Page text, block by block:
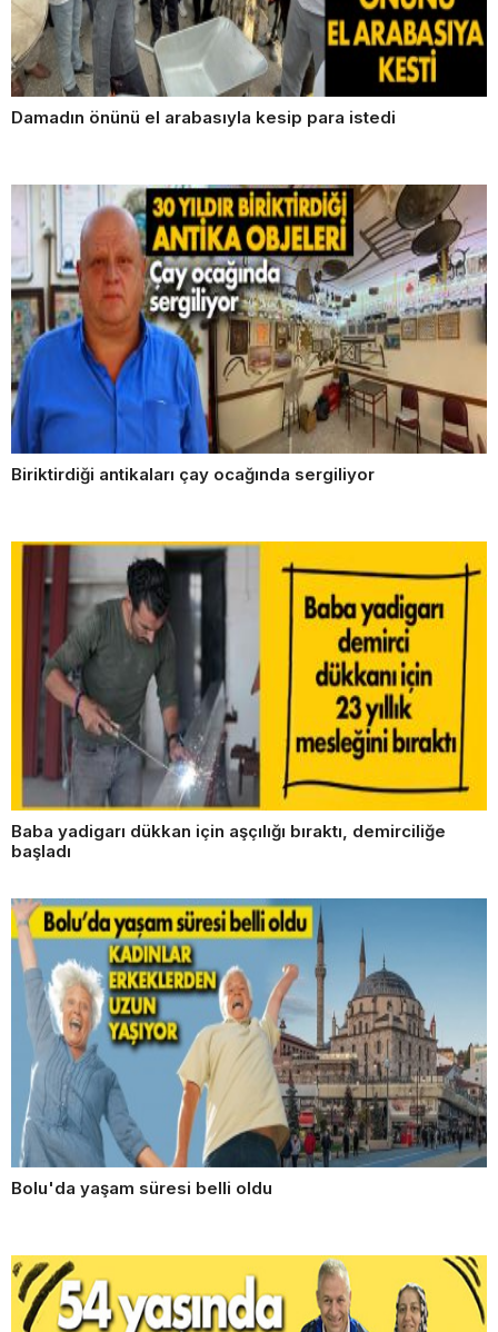
Damadın önünü el arabasıyla kesip para istedi
Biriktirdiği antikaları çay ocağında sergiliyor
Baba yadigarı dükkan için aşçılığı bıraktı, demirciliğe
başladı
Bolu'da yaşam süresi belli oldu